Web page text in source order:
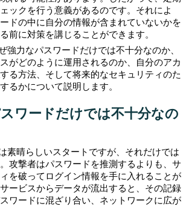
ックを行う意義があるのです。それによ
ドの中に自分の情報が含まれていないかを
前に対策を講じることができます。
強力なパスワードだけでは不十分なのか、
がどのように運用されるのか、自分のアカ
る方法、そして将来的なセキュリティのた
るかについて説明します。
ワードだけでは不十分なの
素晴らしいスタートですが、それだけでは
攻撃者はパスワードを推測するよりも、サ
を破ってログイン情報を手に入れることが
ービスからデータが流出すると、その記録
ワードに混ざり合い、ネットワークに広が